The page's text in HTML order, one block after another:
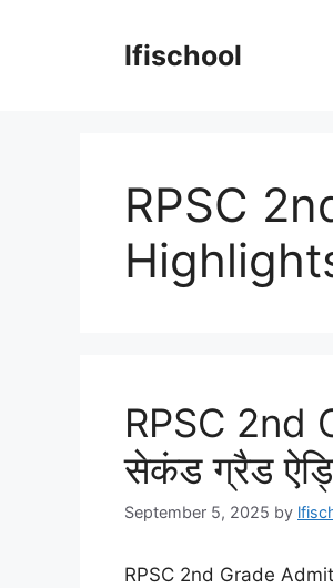
lfischool
RPSC
RPSC 2nd
सेकंड ग्रैड
September 5, 2025 by
RPSC 2nd Grade Admit